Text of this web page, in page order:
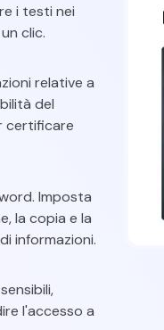
i testi nei
clic.
relative a
del
certificare
Imposta
la copia e la
informazioni.
l'accesso a